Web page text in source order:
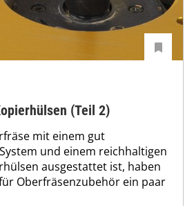
(Teil 2)
mit einem gut
und einem reichhaltigen
ausgestattet ist, haben
Oberfräsenzubehör ein paar